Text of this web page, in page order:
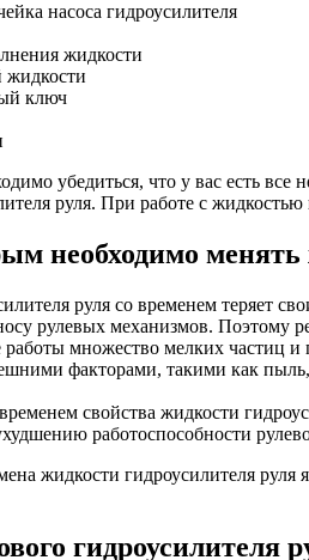
насоса гидроусилителя
жидкости
жидкости
ключ
убедиться, что у вас есть
руля. При работе с
необходимо менять
руля со временем теряет
рулевых механизмов. Поэтому
работы множество мелких частиц
факторами, такими как пыль,
свойства жидкости
работоспособности
жидкости гидроусилителя
гидроусилителя